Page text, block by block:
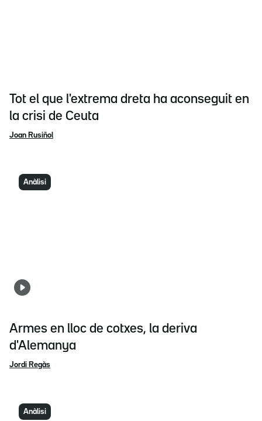
Tot el que l'extrema dreta ha aconseguit en
la crisi de Ceuta
Joan Rusiñol
Anàlisi
Armes en lloc de cotxes, la deriva
d'Alemanya
Jordi Regàs
Anàlisi